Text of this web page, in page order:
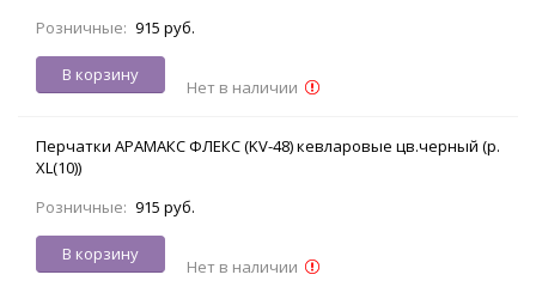
Розничные: 915 руб.
В корзину
Нет в наличии
Перчатки АРАМАКС ФЛЕКС (KV-48) кевларовые цв.черный (р.
XL(10))
Розничные: 915 руб.
В корзину
Нет в наличии